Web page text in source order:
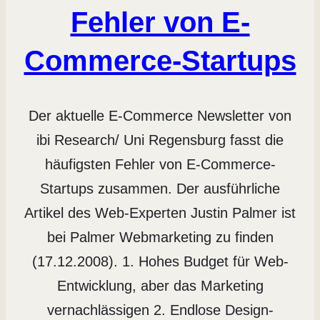
Fehler von E-
Commerce-Startups
Der aktuelle E-Commerce Newsletter von
ibi Research/ Uni Regensburg fasst die
häufigsten Fehler von E-Commerce-
Startups zusammen. Der ausführliche
Artikel des Web-Experten Justin Palmer ist
bei Palmer Webmarketing zu finden
(17.12.2008). 1. Hohes Budget für Web-
Entwicklung, aber das Marketing
vernachlässigen 2. Endlose Design-